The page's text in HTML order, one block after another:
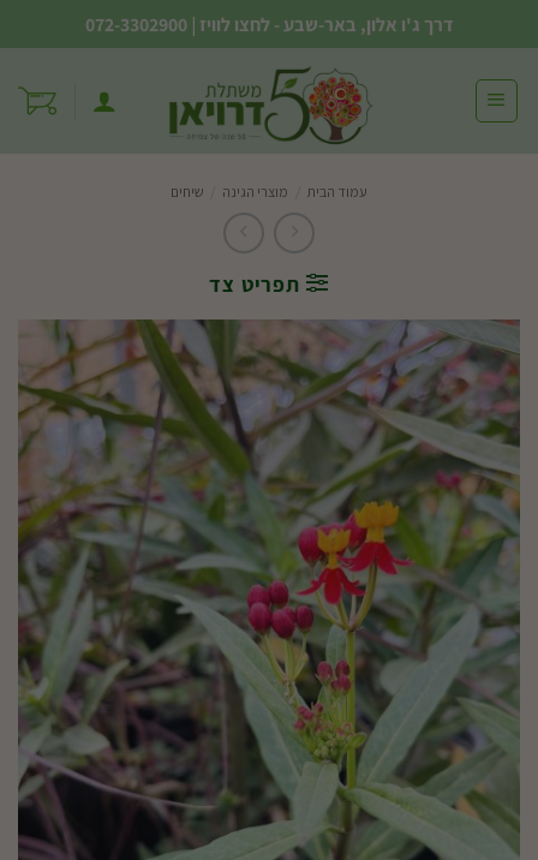
to
content
דרך ג'ו אלון, באר-שבע - לחצו לוויז |
072-3302900
עמוד הבית מוצרי הגינה שיחים
תפריט צד